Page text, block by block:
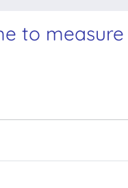
to measure